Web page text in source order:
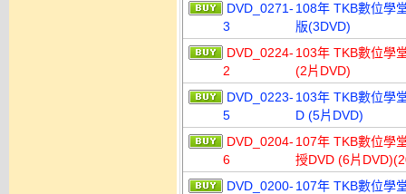
DVD_0271-
3
108年 TKB數位學
版(3DVD)
DVD_0224-
2
103年 TKB數位學
(2片DVD)
DVD_0223-
5
103年 TKB數位學
D (5片DVD)
DVD_0204-
6
107年 TKB數位學
授DVD (6片
DVD_0200- 107年 TKB數位學